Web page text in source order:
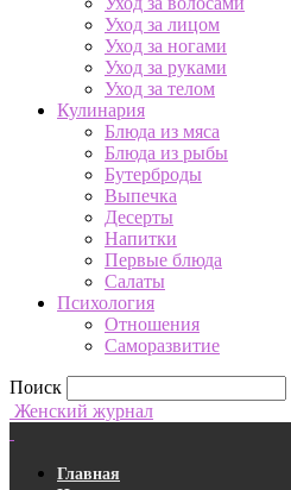
Уход за лицом
Уход за ногами
Уход за руками
Уход за телом
Кулинария
Блюда из мяса
Блюда из рыбы
Бутерброды
Выпечка
Десерты
Напитки
Первые блюда
Салаты
Психология
Отношения
Саморазвитие
Поиск
Женский журнал
Главная